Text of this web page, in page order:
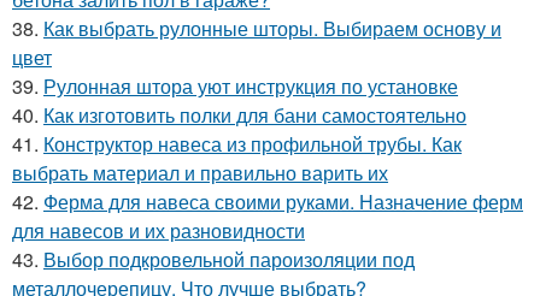
38. Как выбрать рулонные шторы. Выбираем основу и
цвет
39. Рулонная штора уют инструкция по установке
40. Как изготовить полки для бани самостоятельно
41. Конструктор навеса из профильной трубы. Как
выбрать материал и правильно варить их
42. Ферма для навеса своими руками. Назначение ферм
для навесов и их разновидности
43. Выбор подкровельной пароизоляции под
металлочерепицу. Что лучше выбрать?